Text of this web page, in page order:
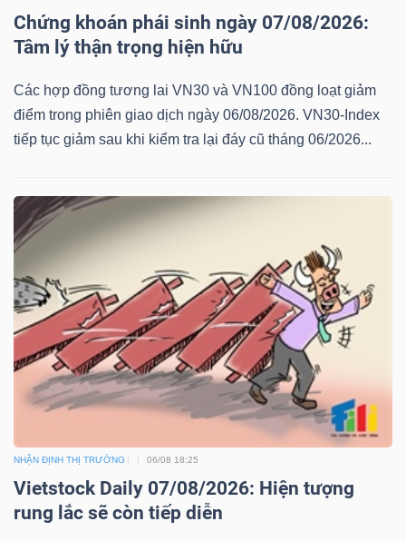
Chứng khoán phái sinh ngày 07/08/2026:
Tâm lý thận trọng hiện hữu
Các hợp đồng tương lai VN30 và VN100 đồng loạt giảm
điểm trong phiên giao dịch ngày 06/08/2026. VN30-Index
tiếp tục giảm sau khi kiểm tra lại đáy cũ tháng 06/2026...
NHẬN ĐỊNH THỊ TRƯỜNG 06/08 18:25
Vietstock Daily 07/08/2026: Hiện tượng
rung lắc sẽ còn tiếp diễn